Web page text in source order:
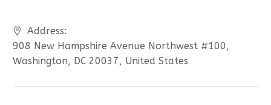
Address:
908 New Hampshire Avenue Northwest #100,
Washington, DC 20037, United States